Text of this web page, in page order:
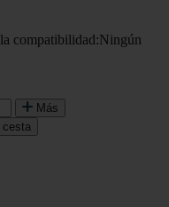
compatibilidad:Ningún
Más
cesta